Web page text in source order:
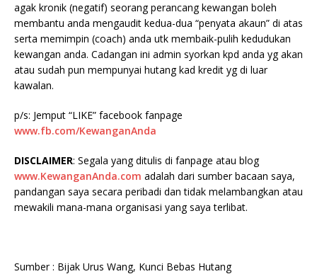
agak kronik (negatif) seorang perancang kewangan boleh
membantu anda mengaudit kedua-dua “penyata akaun” di atas
serta memimpin (coach) anda utk membaik-pulih kedudukan
kewangan anda. Cadangan ini admin syorkan kpd anda yg akan
atau sudah pun mempunyai hutang kad kredit yg di luar
kawalan.
p/s: Jemput “LIKE” facebook fanpage
www.fb.com/KewanganAnda
DISCLAIMER: Segala yang ditulis di fanpage atau blog
www.KewanganAnda.com adalah dari sumber bacaan saya,
pandangan saya secara peribadi dan tidak melambangkan atau
mewakili mana-mana organisasi yang saya terlibat.
Sumber : Bijak Urus Wang, Kunci Bebas Hutang